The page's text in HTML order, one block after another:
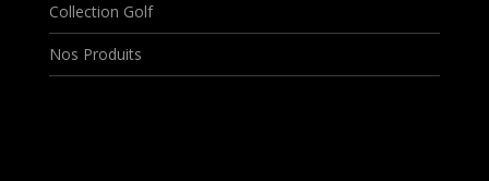
Collection Golf
Nos Produits